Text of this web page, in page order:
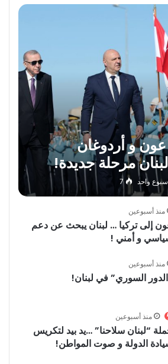
و أردوغان
مرحلة جديدة!
واحد 7
منذ أسبوعين
إلى تركيا … لبنان يبحث عن دعم
و أمني !
منذ أسبوعين
السوري” في لبنان!
منذ أسبوعين
“لبنان سلاحنا” …يد بيد لتكريس
الدولة و صوت المواطن!